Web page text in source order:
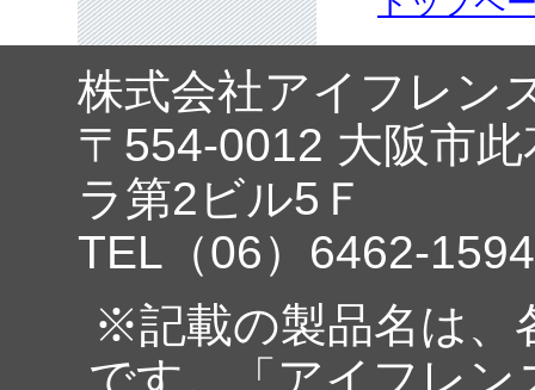
株式会社アイフレン
〒554-0012 大阪市
ラ第2ビル5Ｆ
TEL（06）6462-
※記載の製品名は、
です。「アイフレ